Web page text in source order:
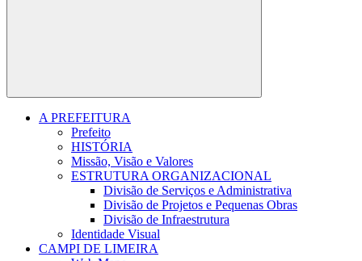
Buscar
A PREFEITURA
Prefeito
HISTÓRIA
Missão, Visão e Valores
ESTRUTURA ORGANIZACIONAL
Divisão de Serviços e Administrativa
Divisão de Projetos e Pequenas Obras
Divisão de Infraestrutura
Identidade Visual
CAMPI DE LIMEIRA